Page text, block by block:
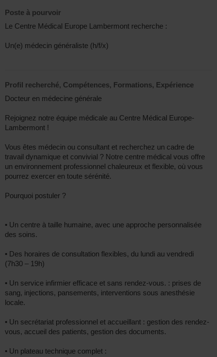
Poste à pourvoir
Le Centre Médical Europe Lambermont recherche :
Un(e) médecin généraliste (h/f/x)
Profil recherché, Compétences, Formations, Expérience
Docteur en médecine générale
Rejoignez notre équipe médicale au Centre Médical Europe-
Lambermont !
Vous êtes médecin ou consultant et recherchez un cadre de
travail dynamique et convivial ? Notre centre médical vous offre
un environnement professionnel chaleureux et flexible, où vous
pourrez exercer en toute sérénité.
Pourquoi postuler ?
• Un centre à taille humaine, avec une approche personnalisée
des soins.
• Des horaires de consultation flexibles, du lundi au vendredi
(7h30 – 19h)
• Un service infirmier efficace et sans rendez-vous. : prises de
sang, injections, pansements, interventions sous anesthésie
locale.
• Un secrétariat professionnel et accueillant : gestion des rendez-
vous, accueil des patients, gestion des documents.
• Un plateau technique complet :